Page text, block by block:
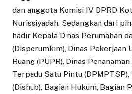
dan anggota Komisi IV DPRD
Nurissiyadah. Sedangkan dari
hadir Kepala Dinas Perumahan
(Disperumkim), Dinas Pekerjaan
Ruang (PUPR), Dinas
Terpadu Satu Pintu
(Dishub), Bagian Hukum, Bagian